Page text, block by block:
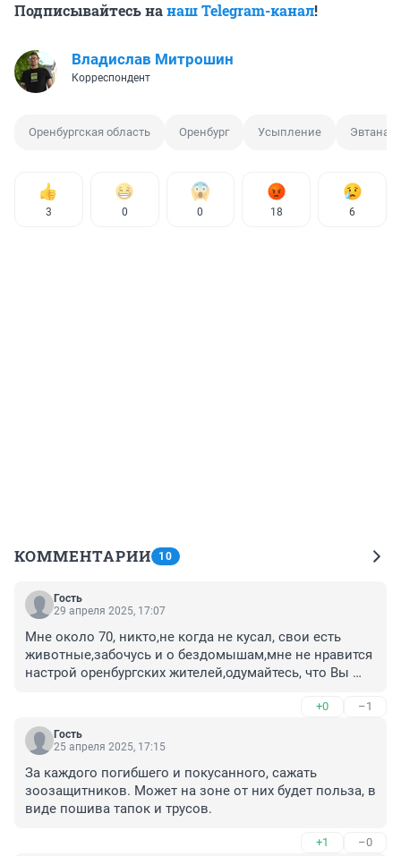
Подписывайтесь нанаш Telegram-канал!
Владислав Митрошин
Корреспондент
Оренбургская область Оренбург Усыпление
3 0 0 18 6
КОММЕНТАРИИ 10
Гость
29 апреля 2025, 17:07
Мне около 70, никто,не когда не кусал, свои есть
животные,забочусь и о бездомышам,мне не нравится
настрой оренбургских жителей,одумайтесь, что Вы
пайком с бездомышами,кто кто,а они знают цену
жизни.
+0 –1
Гость
25 апреля 2025, 17:15
За каждого погибшего и покусанного, сажать
зоозащитников. Может на зоне от них будет польза, в
виде пошива тапок и трусов.
+1 –0